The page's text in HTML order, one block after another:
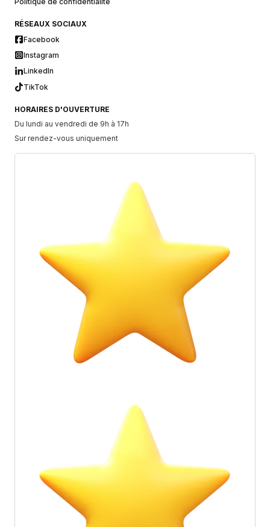
RÉSEAUX SOCIAUX
Facebook
Instagram
LinkedIn
TikTok
HORAIRES D'OUVERTURE
Du lundi au vendredi de 9h à 17h
Sur rendez-vous uniquement